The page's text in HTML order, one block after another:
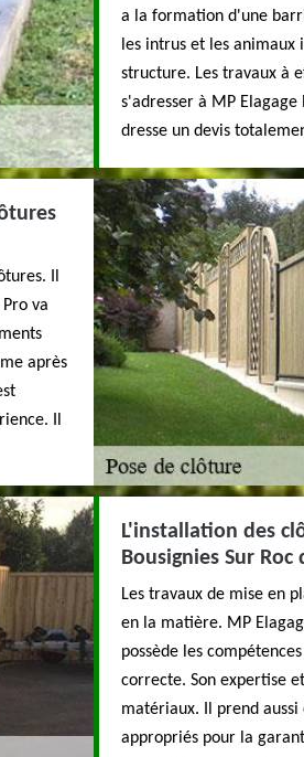
a la formation d'une
les intrus et les
structure. Les travaux à
s'adresser à MP
dresse un devis
Il
va
après
Il
L'installation des
Bousignies Sur Roc
Les travaux de mise en
en la matière. MP
possède les
correcte. Son expertise
matériaux. Il prend aussi
appropriés pour la